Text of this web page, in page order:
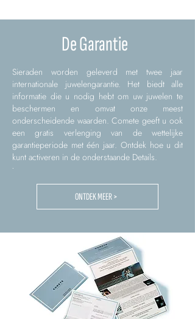
De Garantie
Sieraden worden geleverd met twee jaar
internationale juwelengarantie. Het biedt alle
informatie die u nodig hebt om uw juwelen te
beschermen en omvat onze meest
onderscheidende waarden. Comete geeft u ook
een gratis verlenging van de wettelijke
garantieperiode met één jaar. Ontdek hoe u dit
kunt activeren in de onderstaande Details.
ONTDEK MEER >